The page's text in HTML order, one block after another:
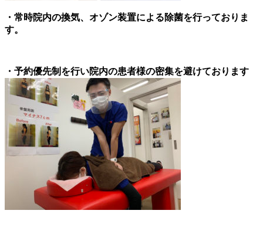
・常時院内の換気、オゾン装置による除菌を行っておりま
す。
・予約優先制を行い院内の患者様の密集を避けております